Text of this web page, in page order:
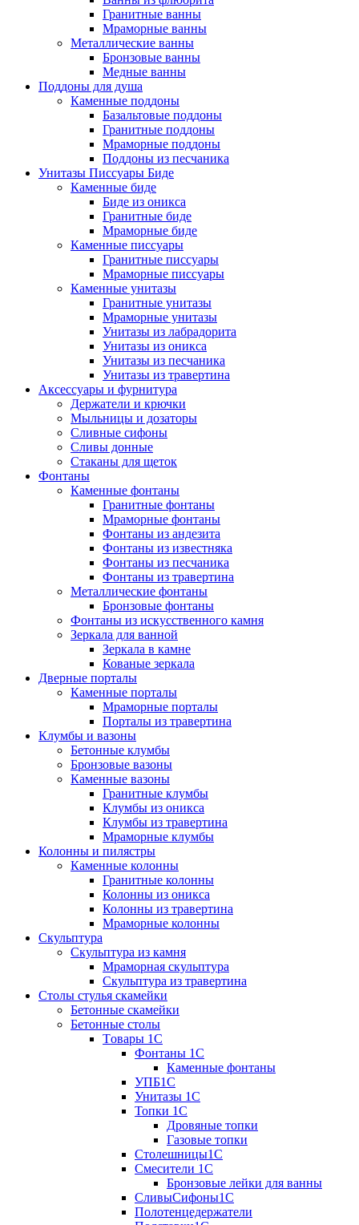
Гранитные ванны
Мраморные ванны
Металлические ванны
Бронзовые ванны
Медные ванны
Поддоны для душа
Каменные поддоны
Базальтовые поддоны
Гранитные поддоны
Мраморные поддоны
Поддоны из песчаника
Унитазы Писсуары Биде
Каменные биде
Биде из оникса
Гранитные биде
Мраморные биде
Каменные писсуары
Гранитные писсуары
Мраморные писсуары
Каменные унитазы
Гранитные унитазы
Мраморные унитазы
Унитазы из лабрадорита
Унитазы из оникса
Унитазы из песчаника
Унитазы из травертина
Аксессуары и фурнитура
Держатели и крючки
Мыльницы и дозаторы
Сливные сифоны
Сливы донные
Стаканы для щеток
Фонтаны
Каменные фонтаны
Гранитные фонтаны
Мраморные фонтаны
Фонтаны из андезита
Фонтаны из известняка
Фонтаны из песчаника
Фонтаны из травертина
Металлические фонтаны
Бронзовые фонтаны
Фонтаны из искусственного камня
Зеркала для ванной
Зеркала в камне
Кованые зеркала
Дверные порталы
Каменные порталы
Мраморные порталы
Порталы из травертина
Клумбы и вазоны
Бетонные клумбы
Бронзовые вазоны
Каменные вазоны
Гранитные клумбы
Клумбы из оникса
Клумбы из травертина
Мраморные клумбы
Колонны и пилястры
Каменные колонны
Гранитные колонны
Колонны из оникса
Колонны из травертина
Мраморные колонны
Скульптура
Скульптура из камня
Мраморная скульптура
Скульптура из травертина
Столы стулья скамейки
Бетонные скамейки
Бетонные столы
Tовары 1C
Фонтаны 1C
Каменные фонтаны
УПБ1С
Унитазы 1С
Топки 1С
Дровяные топки
Газовые топки
Столешницы1С
Смесители 1С
Бронзовые лейки для ванны
СливыСифоны1С
Полотенцедержатели